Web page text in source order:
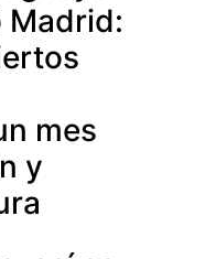
Madrid:
mes
y